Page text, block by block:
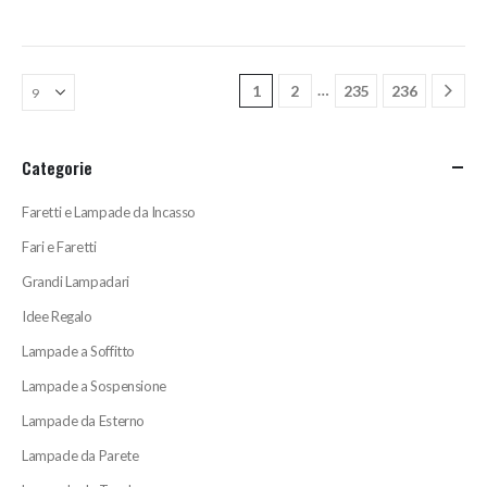
2.855,00€.2.284,00€.
1 2 … 235 236
Categorie
Faretti e Lampade da Incasso
Fari e Faretti
Grandi Lampadari
Idee Regalo
Lampade a Soffitto
Lampade a Sospensione
Lampade da Esterno
Lampade da Parete